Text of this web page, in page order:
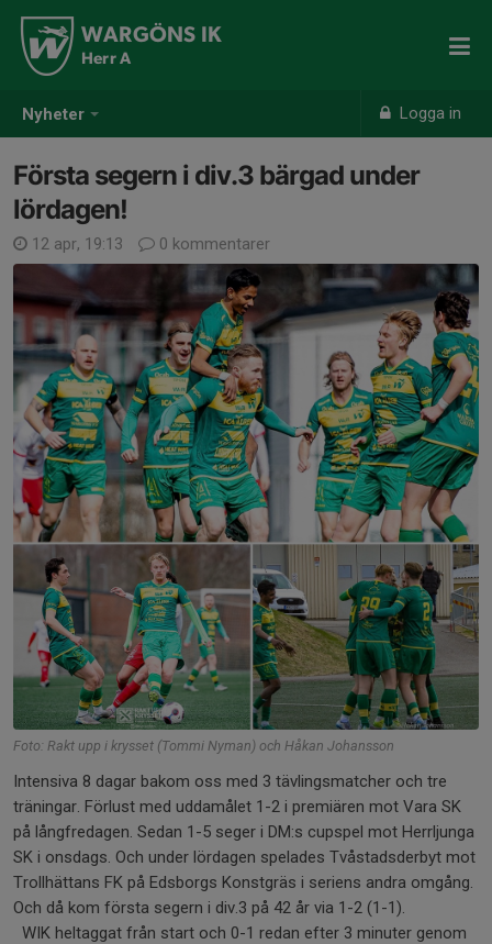
Nyheter Logga in
WARGÖNS IK
Herr A
Första segern i div.3 bärgad under
lördagen!
12 apr, 19:13 0 kommentarer
Foto: Rakt upp i krysset (Tommi Nyman) och Håkan Johansson
Intensiva 8 dagar bakom oss med 3 tävlingsmatcher och tre
träningar. Förlust med uddamålet 1-2 i premiären mot Vara SK
på långfredagen. Sedan 1-5 seger i DM:s cupspel mot Herrljunga
SK i onsdags. Och under lördagen spelades Tvåstadsderbyt mot
Trollhättans FK på Edsborgs Konstgräs i seriens andra omgång.
Och då kom första segern i div.3 på 42 år via 1-2 (1-1).
WIK heltaggat från start och 0-1 redan efter 3 minuter genom